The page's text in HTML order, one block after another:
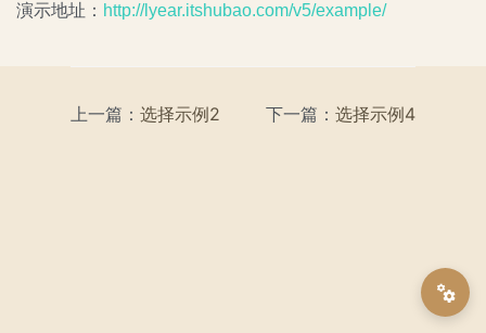
演示地址： http://lyear.itshubao.com/v5/example/
上一篇： 选择示例2 下一篇： 选择示例4